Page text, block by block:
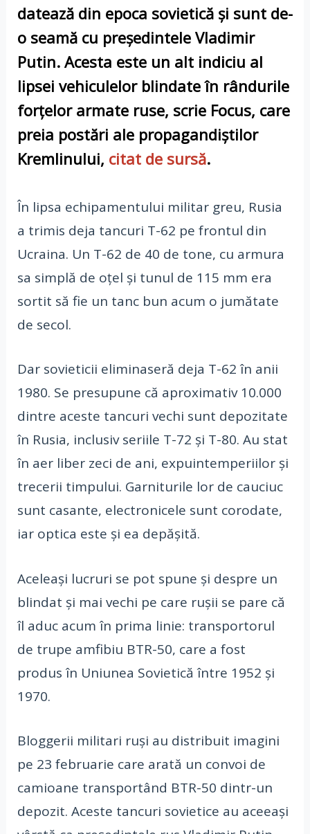
datează din epoca sovietică și sunt de-
o seamă cu președintele Vladimir
Putin. Acesta este un alt indiciu al
lipsei vehiculelor blindate în rândurile
forțelor armate ruse, scrie Focus, care
preia postări ale propagandiștilor
Kremlinului, citat de sursă.
În lipsa echipamentului militar greu, Rusia
a trimis deja tancuri T-62 pe frontul din
Ucraina. Un T-62 de 40 de tone, cu armura
sa simplă de oțel și tunul de 115 mm era
sortit să fie un tanc bun acum o jumătate
de secol.
Dar sovieticii eliminaseră deja T-62 în anii
1980. Se presupune că aproximativ 10.000
dintre aceste tancuri vechi sunt depozitate
în Rusia, inclusiv seriile T-72 și T-80. Au stat
în aer liber zeci de ani, expuintemperiilor și
trecerii timpului. Garniturile lor de cauciuc
sunt casante, electronicele sunt corodate,
iar optica este și ea depășită.
Aceleași lucruri se pot spune și despre un
blindat și mai vechi pe care rușii se pare că
îl aduc acum în prima linie: transportorul
de trupe amfibiu BTR-50, care a fost
produs în Uniunea Sovietică între 1952 și
1970.
Bloggerii militari ruși au distribuit imagini
pe 23 februarie care arată un convoi de
camioane transportând BTR-50 dintr-un
depozit. Aceste tancuri sovietice au aceeași